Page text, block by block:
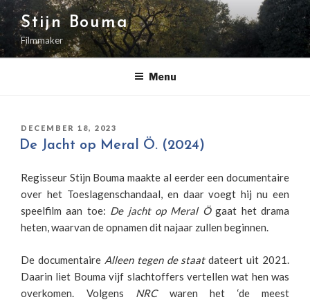
Naar
de
inhoud
springen
Stijn Bouma
Filmmaker
Menu
GEPLAATST
OP
DECEMBER 18, 2023
De Jacht op Meral Ö. (2024)
Regisseur Stijn Bouma maakte al eerder een documentaire
over het Toeslagenschandaal, en daar voegt hij nu een
speelfilm aan toe: De jacht op Meral Ögaat het drama
heten, waarvan de opnamen dit najaar zullen beginnen.
De documentaire Alleen tegen de staatdateert uit 2021.
Daarin liet Bouma vijf slachtoffers vertellen wat hen was
overkomen. Volgens NRCwaren het ‘de meest